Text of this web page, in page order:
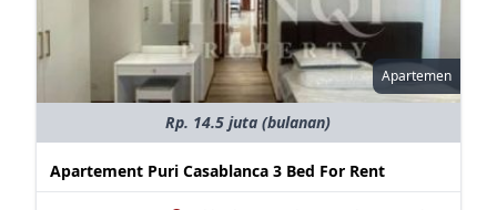
Apartemen
Rp. 14.5 juta (bulanan)
Apartement Puri Casablanca 3 Bed For Rent